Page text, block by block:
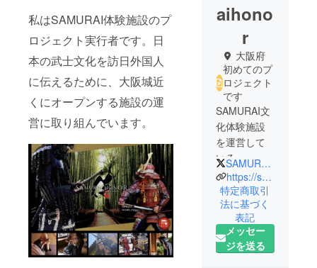
私はSAMURAI体験施設のプ
ロジェクト実行者です。日
本の武士文化を訪日外国人
に伝えるために、大阪城近
くにオープンする施設の運
営に取り組んでいます。
aihono
r
大阪府
初めてのプ
ロジェクト
です
SAMURAI文
化体験施設
を運営して
いる
SAMURAI
HONORと申
します。
訪日外国人
観光客を対
象に、居合
SAMURAI_HONOR_
https://samuraihonor.com/
特定商取引
法に基づく
表記
メッセー
ジを送る